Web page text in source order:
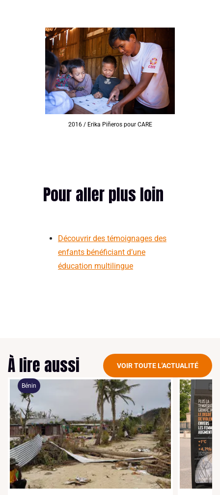
2016 / Erika Piñeros pour CARE
Pour aller plus loin
Découvrir des témoignages des
enfants bénéficiant d’une
éducation multilingue
À lire aussi VOIR TOUTE L'ACTUALITÉ
Bénin